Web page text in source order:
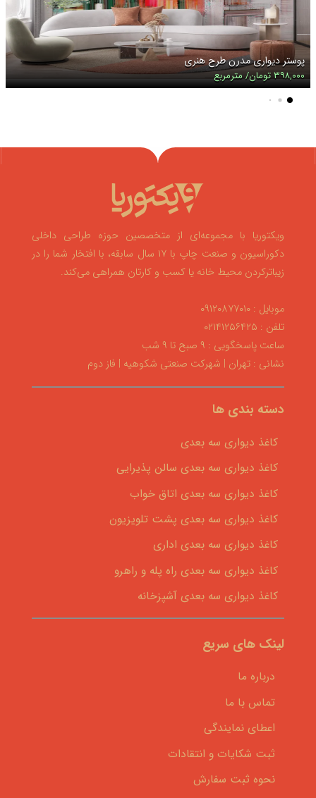
پوستر دیواری مدرن طرح هنری
۳۹۸,۰۰۰ تومان/ مترمربع
ویکتوریا با مجموعه‌ای از متخصصین حوزه طراحی داخلی
دکوراسیون و صنعت چاپ با ۱۷ سال سابقه، با افتخار شما را در
زیباترکردن محیط خانه یا کسب و کارتان همراهی می‌کند.
موبایل : ۰۹۱۲۰۸۷۷۰۱۰
تلفن : ۰۲۱۴۱۲۵۶۴۲۵
ساعت پاسخگویی : ۹ صبح تا ۹ شب
نشانی : تهران | شهرکت صنعتی شکوهیه | فاز دوم
دسته بندی ها
کاغذ دیواری سه بعدی
کاغذ دیواری سه بعدی سالن پذیرایی
کاغذ دیواری سه بعدی اتاق خواب
کاغذ دیواری سه بعدی پشت تلویزیون
کاغذ دیواری سه بعدی اداری
کاغذ دیواری سه بعدی راه پله و راهرو
کاغذ دیواری سه بعدی آشپزخانه
لینک های سریع
درباره ما
تماس با ما
اعطای نمایندگی
ثبت شکایات و انتقادات
نحوه ثبت سفارش